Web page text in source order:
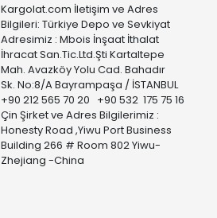
Kargolat.com İletişim ve Adres
Bilgileri: Türkiye Depo ve Sevkiyat
Adresimiz : Mbois İnşaat İthalat
İhracat San.Tic.Ltd.Şti Kartaltepe
Mah. Avazköy Yolu Cad. Bahadır
Sk. No:8/A Bayrampaşa / İSTANBUL
+90 212 565 70 20 +90 532 175 75 16
Çin Şirket ve Adres Bilgilerimiz :
Honesty Road ,Yiwu Port Business
Building 266 # Room 802 Yiwu-
Zhejiang -China